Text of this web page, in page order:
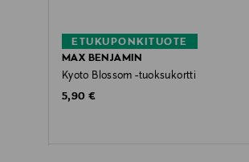
ETUKUPONKITUOTE
MAX BENJAMIN
Kyoto Blossom -tuoksukortti
Original Price
5,90 €